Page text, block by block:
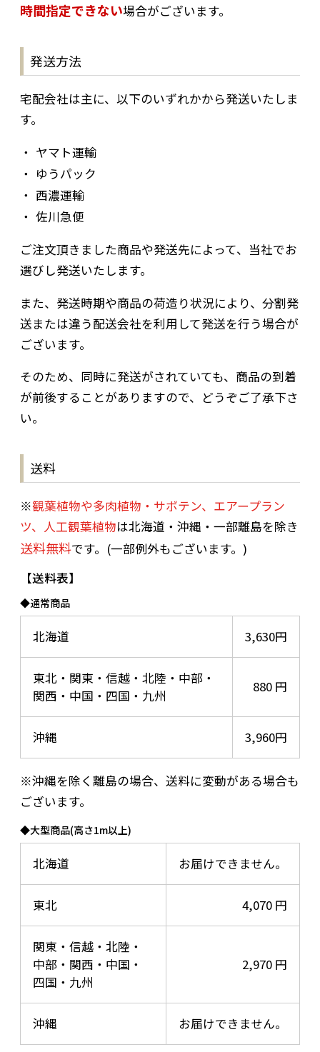
時間指定できない場合がございます。
発送方法
宅配会社は主に、以下のいずれかから発送いたしま
す。
ヤマト運輸
ゆうパック
西濃運輸
佐川急便
ご注文頂きました商品や発送先によって、当社でお
選びし発送いたします。
また、発送時期や商品の荷造り状況により、分割発
送または違う配送会社を利用して発送を行う場合が
ございます。
そのため、同時に発送がされていても、商品の到着
が前後することがありますので、どうぞご了承下さ
い。
送料
※観葉植物や多肉植物・サボテン、エアープラン
ツ、人工観葉植物は北海道・沖縄・一部離島を除き
送料無料です。(一部例外もございます。)
送料表
◆通常商品
北海道 3,630円
東北・関東・信越・北陸・中部・
関西・中国・四国・九州
880 円
沖縄 3,960円
※沖縄を除く離島の場合、送料に変動がある場合も
ございます。
◆大型商品(高さ1m以上)
北海道 お届けできません。
東北 4,070 円
関東・信越・北陸・
中部・関西・中国・
四国・九州
2,970 円
沖縄 お届けできません。